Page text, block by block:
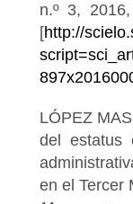
n.º 3,
[http://
LÓPEZ
del estatus
en el Tercer